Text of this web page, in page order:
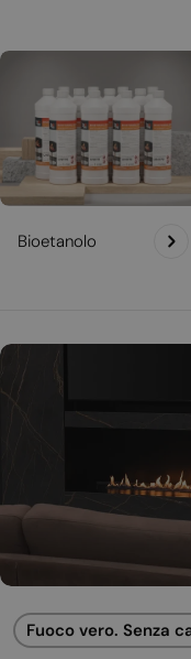
Bioetanolo
Fuoco vero. Senza